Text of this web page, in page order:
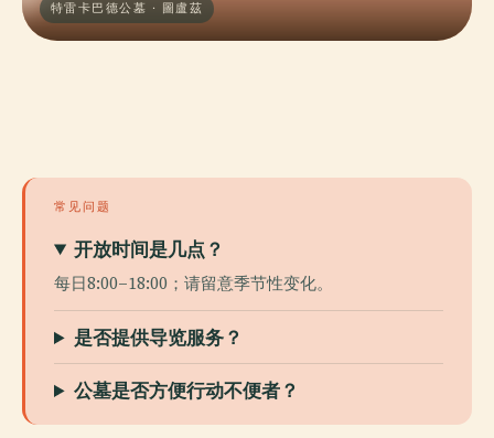
特雷卡巴德公墓 · 圖盧茲
常见问题
开放时间是几点？
每日8:00–18:00；请留意季节性变化。
是否提供导览服务？
公墓是否方便行动不便者？